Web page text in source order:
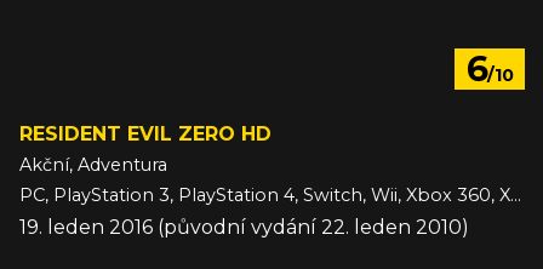
6/10
RESIDENT EVIL ZERO HD
Akční, Adventura
PC, PlayStation 3, PlayStation 4, Switch, Wii, Xbox 360, Xbox One
19. leden 2016 (původní vydání 22. leden 2010)